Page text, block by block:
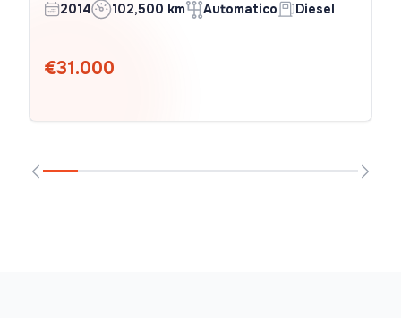
2014 102,500 km Automatico Diesel
€31.000